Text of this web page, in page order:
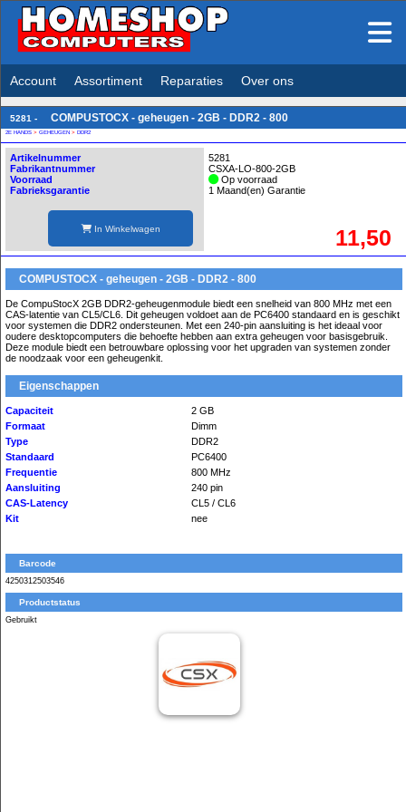
Account Assortiment Reparaties Over ons
5281 - COMPUSTOCX - geheugen - 2GB - DDR2 - 800
2E HANDS > GEHEUGEN > DDR2
Artikelnummer
Fabrikantnummer
Voorraad
Fabrieksgarantie
In Winkelwagen
5281
CSXA-LO-800-2GB
Op voorraad
1 Maand(en) Garantie
11,50
COMPUSTOCX - geheugen - 2GB - DDR2 - 800
De CompuStocX 2GB DDR2-geheugenmodule biedt een snelheid van 800 MHz met een
CAS-latentie van CL5/CL6. Dit geheugen voldoet aan de PC6400 standaard en is geschikt
voor systemen die DDR2 ondersteunen. Met een 240-pin aansluiting is het ideaal voor
oudere desktopcomputers die behoefte hebben aan extra geheugen voor basisgebruik.
Deze module biedt een betrouwbare oplossing voor het upgraden van systemen zonder
de noodzaak voor een geheugenkit.
Eigenschappen
Capaciteit
2 GB
Formaat
Dimm
Type
DDR2
Standaard
PC6400
Frequentie
800 MHz
Aansluiting
240 pin
CAS-Latency
CL5 / CL6
Kit
nee
Barcode
4250312503546
Productstatus
Gebruikt